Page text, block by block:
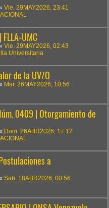
Vie. 29MAY2026, 23:41
UMC
Vie. 29MAY2026, 02:43
Universitaria
de la UV/O
Mar. 26MAY2026, 10:56
0409 | Otorgamiento de
Dom. 26ABR2026, 17:12
a
Sab. 18ABR2026, 00:56